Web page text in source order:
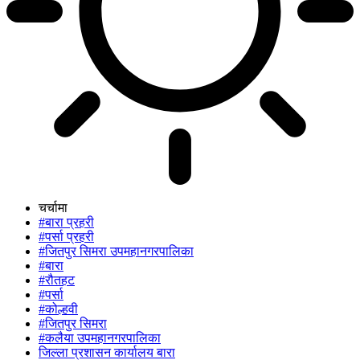
चर्चामा
#बारा प्रहरी
#पर्सा प्रहरी
#जितपुर सिमरा उपमहानगरपालिका
#बारा
#रौतहट
#पर्सा
#कोल्हवी
#जितपुर सिमरा
#कलैया उपमहानगरपालिका
जिल्ला प्रशासन कार्यालय बारा